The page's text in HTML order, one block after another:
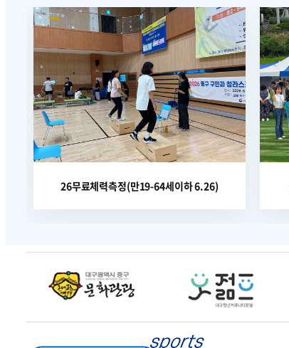
26무료체력측정(만19-64세이하 6.26)